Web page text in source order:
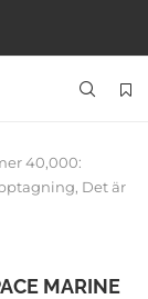
40,000:
Det är
MARINE